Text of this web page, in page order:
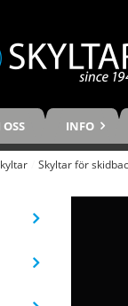
INFO
Skyltar för